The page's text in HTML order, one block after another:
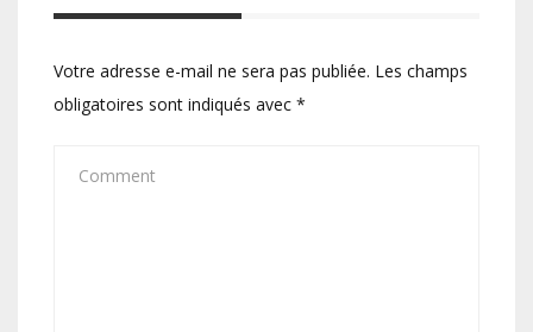
Votre adresse e-mail ne sera pas publiée. Les champs
obligatoires sont indiqués avec *